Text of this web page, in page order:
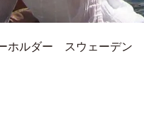
ホルダー スウェーデン